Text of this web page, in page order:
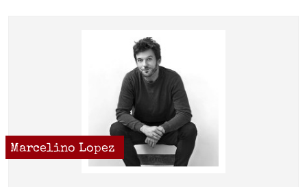
Marcelino Lopez